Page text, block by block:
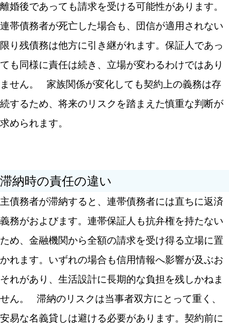
離婚後であっても請求を受ける可能性があります。
連帯債務者が死亡した場合も、団信が適用されない
限り残債務は他方に引き継がれます。保証人であっ
ても同様に責任は続き、立場が変わるわけではあり
ません。
家族関係が変化しても契約上の義務は存
続するため、将来のリスクを踏まえた慎重な判断が
求められます。
滞納時の責任の違い
主債務者が滞納すると、連帯債務者には直ちに返済
義務がおよびます。連帯保証人も抗弁権を持たない
ため、金融機関から全額の請求を受け得る立場に置
かれます。いずれの場合も信用情報へ影響が及ぶお
それがあり、生活設計に長期的な負担を残しかねま
せん。
滞納のリスクは当事者双方にとって重く、
安易な名義貸しは避ける必要があります。契約前に